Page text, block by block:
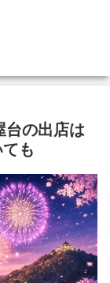
台の出店は
も